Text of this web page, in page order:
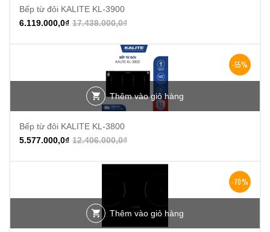
Bếp từ đôi KALITE KL-3900
17.438.000,0₫
6.119.000,0₫
-55%
Thêm vào giỏ hàng
Bếp từ đôi KALITE KL-3800
12.406.000,0₫
5.577.000,0₫
-70%
Thêm vào giỏ hàng